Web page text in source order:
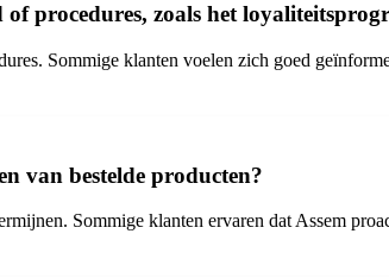
procedures, zoals het
Sommige klanten voelen zich goed
van bestelde producten?
Sommige klanten ervaren dat Assem